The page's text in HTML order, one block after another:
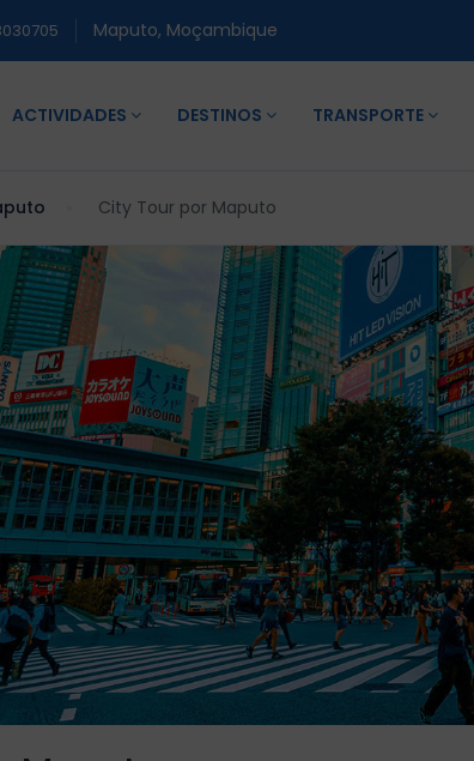
Maputo, Moçambique
ACTIVIDADES DESTINOS TRANSPORTE
City Tour por Maputo